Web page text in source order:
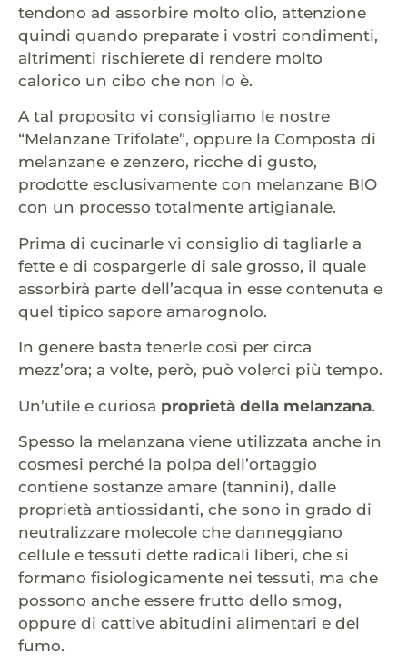
tendono ad assorbire molto olio, attenzione
quindi quando preparate i vostri condimenti,
altrimenti rischierete di rendere molto
calorico un cibo che non lo è.
A tal proposito vi consigliamo le nostre
“Melanzane Trifolate”, oppure la Composta di
melanzane e zenzero, ricche di gusto,
prodotte esclusivamente con melanzane BIO
con un processo totalmente artigianale.
Prima di cucinarle vi consiglio di tagliarle a
fette e di cospargerle di sale grosso, il quale
assorbirà parte dell’acqua in esse contenuta e
quel tipico sapore amarognolo.
In genere basta tenerle così per circa
mezz’ora; a volte, però, può volerci più tempo.
Un’utile e curiosa proprietà della melanzana.
Spesso la melanzana viene utilizzata anche in
cosmesi perché la polpa dell’ortaggio
contiene sostanze amare (tannini), dalle
proprietà antiossidanti, che sono in grado di
neutralizzare molecole che danneggiano
cellule e tessuti dette radicali liberi, che si
formano fisiologicamente nei tessuti, ma che
possono anche essere frutto dello smog,
oppure di cattive abitudini alimentari e del
fumo.